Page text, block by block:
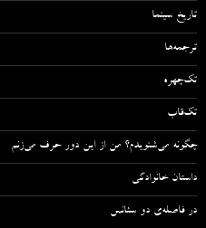
تاریخ سینما
ترجمه‌ها
تک‌چهره
تک‌قاب
چگونه می‌شنویدم؟ من از این دور حرف می‌زنم
داستان خانوادگی
در فاصله‌ی دو سئانس